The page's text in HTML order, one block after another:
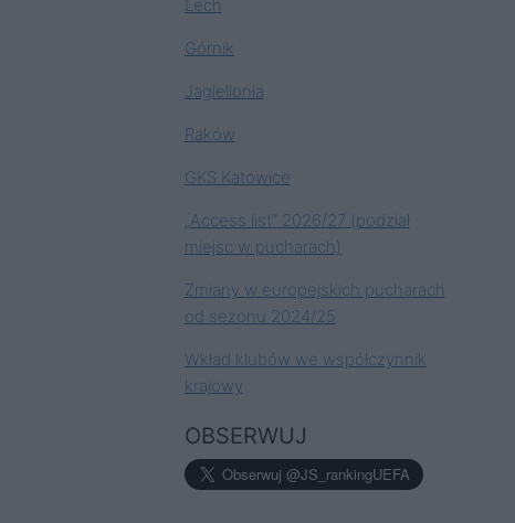
Lech
Górnik
Jagiellonia
Raków
GKS Katowice
„Access list” 2026/27 (podział
miejsc w pucharach)
Zmiany w europejskich pucharach
od sezonu 2024/25
Wkład klubów we współczynnik
krajowy
OBSERWUJ